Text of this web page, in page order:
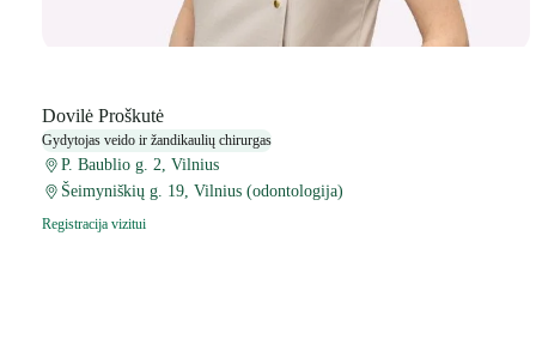
Dovilė Proškutė
Gydytojas veido ir žandikaulių chirurgas
P. Baublio g. 2, Vilnius
Šeimyniškių g. 19, Vilnius (odontologija)
Registracija vizitui